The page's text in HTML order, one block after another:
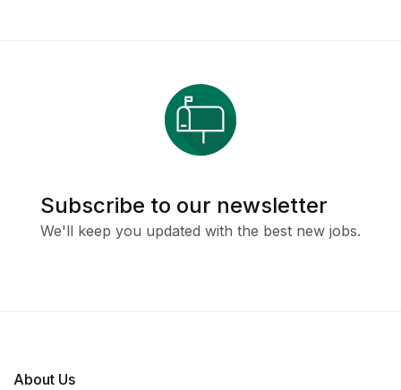
Subscribe to our newsletter
We'll keep you updated with the best new jobs.
About Us